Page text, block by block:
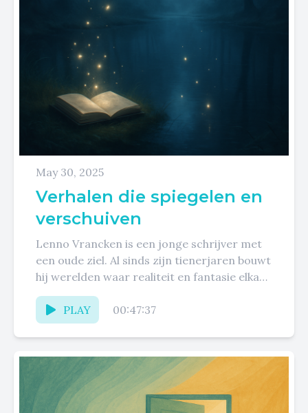
May 30, 2025
Verhalen die spiegelen en
verschuiven
Lenno Vrancken is een jonge schrijver met
een oude ziel. Al sinds zijn tienerjaren bouwt
hij werelden waar realiteit en fantasie elkaar
raken, waar...
PLAY
00:47:37